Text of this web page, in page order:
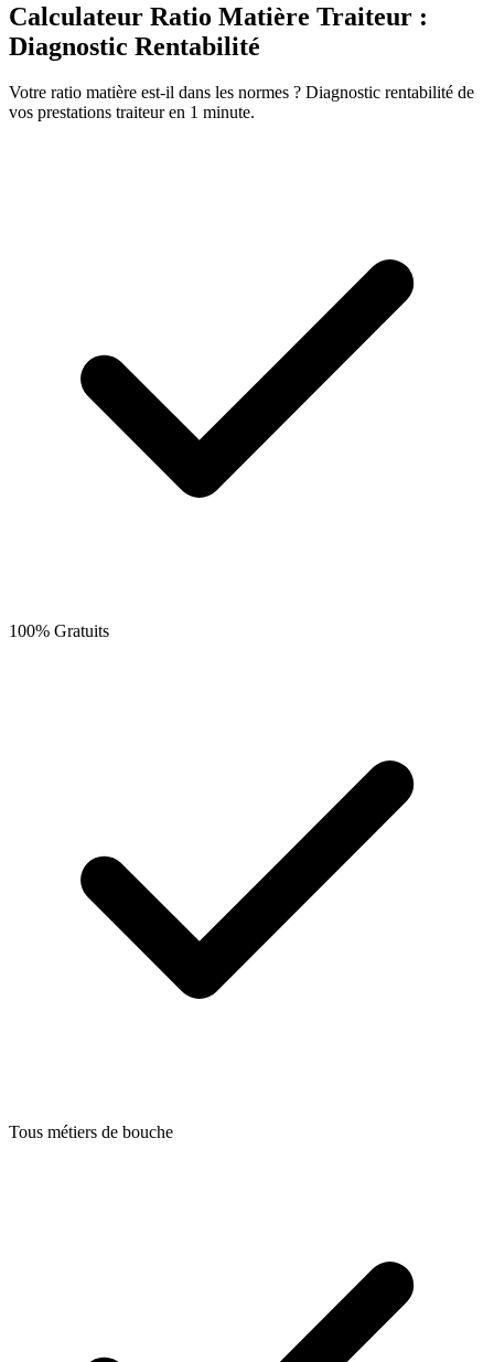
Calculateur Ratio Matière Traiteur :
Diagnostic Rentabilité
Votre ratio matière est-il dans les normes ? Diagnostic rentabilité de
vos prestations traiteur en 1 minute.
100% Gratuits
Tous métiers de bouche